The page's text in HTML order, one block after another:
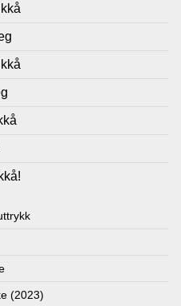
(2023)